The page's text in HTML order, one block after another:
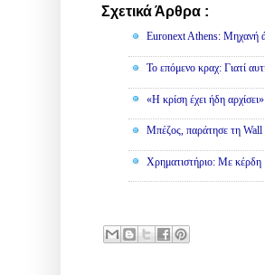
Σχετικά Άρθρα :
Euronext Athens: Μηχανή
To επόμενο κραχ: Γιατί
«Η κρίση έχει ήδη
Μπέζος, παράτησε τη Wall
Χρηματιστήριο: Με κέρδη